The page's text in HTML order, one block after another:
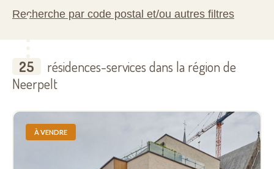
Recherche par code postal et/ou autres filtres
25
résidences-services dans la région de
Neerpelt
À VENDRE